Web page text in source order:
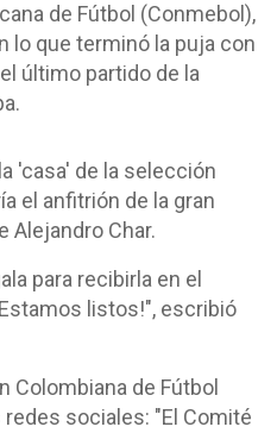
de Fútbol (Conmebol),
lo que terminó la puja con
último partido de la
'casa' de la selección
el anfitrión de la gran
Alejandro Char.
para recibirla en el
listos!", escribió
Colombiana de Fútbol
sociales: "El Comité